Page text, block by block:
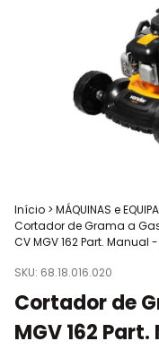
Início > MÁQUINAS e
Cortador de Grama a
CV MGV 162 Part. Manual
SKU: 68.18.016.020
Cortador de
MGV 162